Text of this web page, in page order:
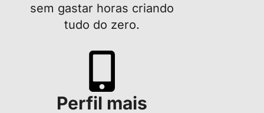
sem gastar horas criando
tudo do zero.
Perfil mais